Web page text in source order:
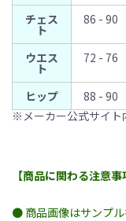
チェス
ト
86 - 90
ウエス
ト
72 - 76
ヒップ 88 - 90
※メーカー公式サイト
【商品に関わる注意事
● 商品画像はサンプ